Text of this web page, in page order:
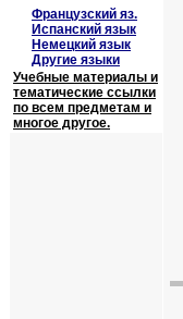
Французский яз.
Испанский язык
Немецкий язык
Другие языки
Учебные материалы и
тематические ссылки
по всем предметам и
многое другое.